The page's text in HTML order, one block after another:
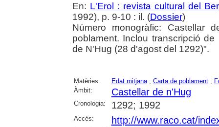
En: L'Erol : revista cultural del
1992), p. 9-10 : il. (Dossier)
Número monogràfic:
poblament. Inclou transcripció
de N'Hug (28 d'agost del 1292)".
Matèries: Edat mitjana; Carta de poblament;
Àmbit:
Castellar de n'Hug
Cronologia: 1292; 1992
Accés: http://www.raco.cat/